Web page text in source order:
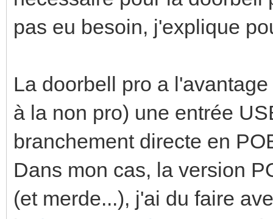
pas eu besoin, j'explique
La doorbell pro a
à la non pro) une entrée
branchement directe en
Dans mon cas, la version
(et merde...), j'ai du faire